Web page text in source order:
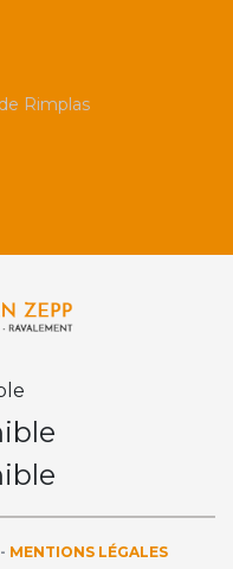
Rimplas
MENTIONS LÉGALES